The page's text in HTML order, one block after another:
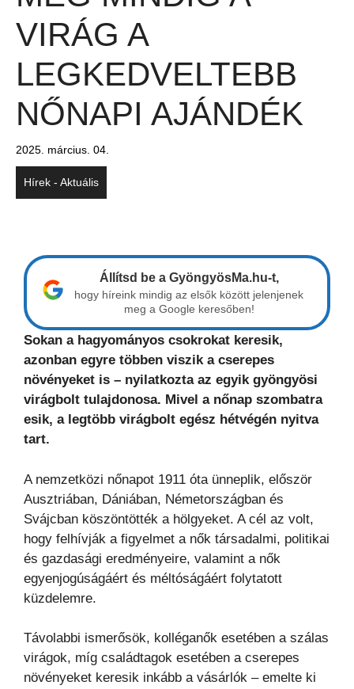
VIRÁG A
LEGKEDVELTEBB
NŐNAPI AJÁNDÉK
2025. március. 04.
Hírek - Aktuális
Állítsd be a GyöngyösMa.hu-t,
hogy híreink mindig az elsők között jelenjenek
meg a Google keresőben!
Sokan a hagyományos csokrokat keresik,
azonban egyre többen viszik a cserepes
növényeket is – nyilatkozta az egyik gyöngyösi
virágbolt tulajdonosa. Mivel a nőnap szombatra
esik, a legtöbb virágbolt egész hétvégén nyitva
tart.
A nemzetközi nőnapot 1911 óta ünneplik, először
Ausztriában, Dániában, Németországban és
Svájcban köszöntötték a hölgyeket. A cél az volt,
hogy felhívják a figyelmet a nők társadalmi, politikai
és gazdasági eredményeire, valamint a nők
egyenjogúságáért és méltóságáért folytatott
küzdelemre.
Távolabbi ismerősök, kolléganők esetében a szálas
virágok, míg családtagok esetében a cserepes
növényeket keresik inkább a vásárlók – emelte ki